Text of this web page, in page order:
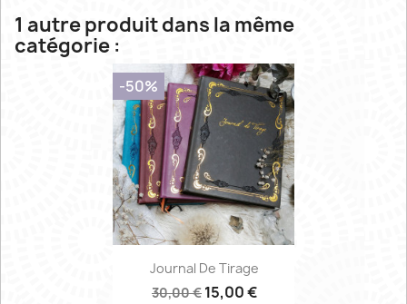
1 autre produit dans la même
catégorie :
Journal De Tirage
30,00 € 15,00 €
-50%